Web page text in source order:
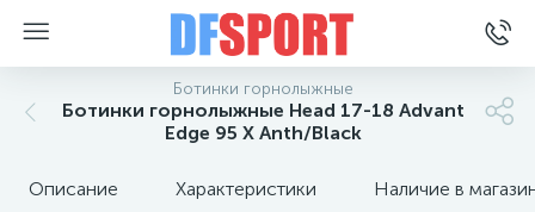
Ботинки горнолыжные
Ботинки горнолыжные Head 17-18 Advant
Edge 95 X Anth/Black
Описание Характеристики Наличие в